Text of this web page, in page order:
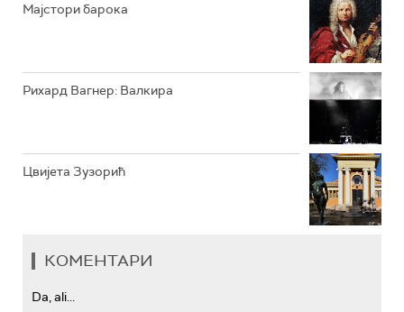
Мајстори барока
Рихард Вагнер: Валкира
Цвијета Зузорић
КОМЕНТАРИ
Da, ali...